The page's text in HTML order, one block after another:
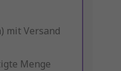
mit Versand
Menge